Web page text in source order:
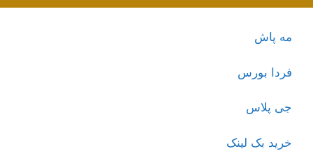
مه پاش
فردا بورس
جی پلاس
خرید بک لینک